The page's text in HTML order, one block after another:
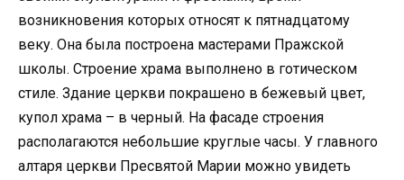
возникновения которых относят к пятнадцатому
веку. Она была построена мастерами Пражской
школы. Строение храма выполнено в готическом
стиле. Здание церкви покрашено в бежевый цвет,
купол храма – в черный. На фасаде строения
располагаются небольшие круглые часы. У главного
алтаря церкви Пресвятой Марии можно увидеть